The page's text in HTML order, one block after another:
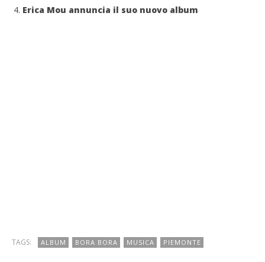
Erica Mou annuncia il suo nuovo album
TAGS: ALBUM BORA BORA MUSICA PIEMONTE